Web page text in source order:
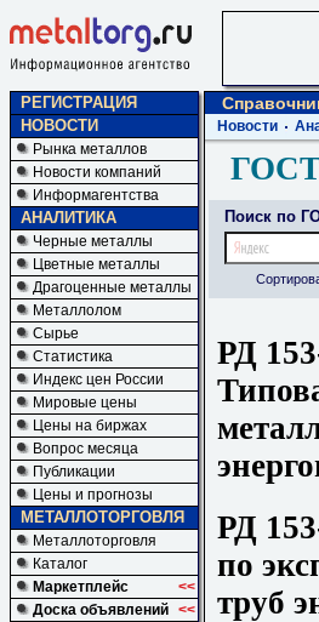
РЕГИСТРАЦИЯ
НОВОСТИ
Рынка металлов
Новости компаний
Информагентства
АНАЛИТИКА
Черные металлы
Цветные металлы
Драгоценные металлы
Металлолом
Сырье
Статистика
Индекс цен России
Мировые цены
Цены на биржах
Вопрос месяца
Публикации
Цены и прогнозы
МЕТАЛЛОТОРГОВЛЯ
Металлоторговля
Каталог
Маркетплейс
<<
Доска объявлений <<
Новости
Поиск по
РД
РД
по
труб